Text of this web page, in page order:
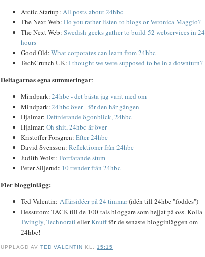
Arctic Startup: All posts about 24hbc
The Next Web: Do you rather listen to blogs or Veronica Maggio?
The Next Web: Swedish geeks gather to build 52 webservices in 24
hours
Good Old: What corporates can learn from 24hbc
TechCrunch UK: I thought we were supposed to be in a downturn?
Deltagarnas egna summeringar:
Mindpark: 24hbc - det bästa jag varit med om
Mindpark: 24hbc över - för den här gången
Hjalmar: Definierande ögonblick, 24hbc
Hjalmar: Oh shit, 24hbc är över
Kristoffer Forsgren: Efter 24hbc
David Svensson: Reflektioner från 24hbc
Judith Wolst: Fortfarande stum
Peter Siljerud: 10 trender från 24hbc
Fler blogginlägg:
Ted Valentin: Affärsidéer på 24 timmar(idén till 24hbc "föddes")
Dessutom: TACK till de 100-tals bloggare som hejjat på oss. Kolla
Twingly,Technorati ellerKnuffför de senaste blogginläggen om
24hbc!
UPPLAGD AVTED VALENTIN KL. 15:15